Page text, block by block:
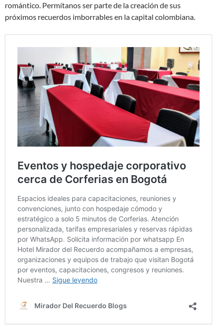
romántico. Permítanos ser parte de la creación de sus
próximos recuerdos imborrables en la capital colombiana.